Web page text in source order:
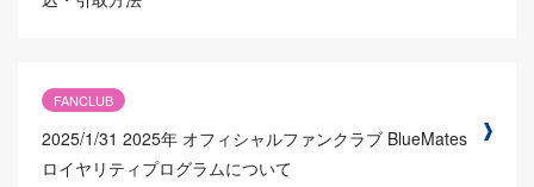
FANCLUB
2025/1/31 2025年 オフィシャルファンクラブ BlueMates
ロイヤリティプログラムについて